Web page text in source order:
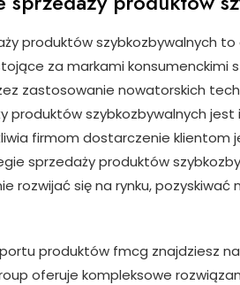
produktów szybkozbywalnych
za markami konsumenckimi
zastosowanie nowatorskich
produktów szybkozbywalnych
firmom dostarczenie klientom
sprzedaży produktów
rozwijać się na rynku, pozyskiwać
produktów fmcg znajdziesz na
oferuje kompleksowe